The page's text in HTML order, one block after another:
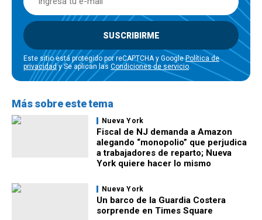
SUSCRIBIRME
Este sitio está protegido por reCAPTCHA y GooglePolítica de
privacidady Se aplican las Condiciones de servicio.
Más sobre este tema
Nueva York
Fiscal de NJ demanda a Amazon
alegando “monopolio” que perjudica
a trabajadores de reparto; Nueva
York quiere hacer lo mismo
Nueva York
Un barco de la Guardia Costera
sorprende en Times Square